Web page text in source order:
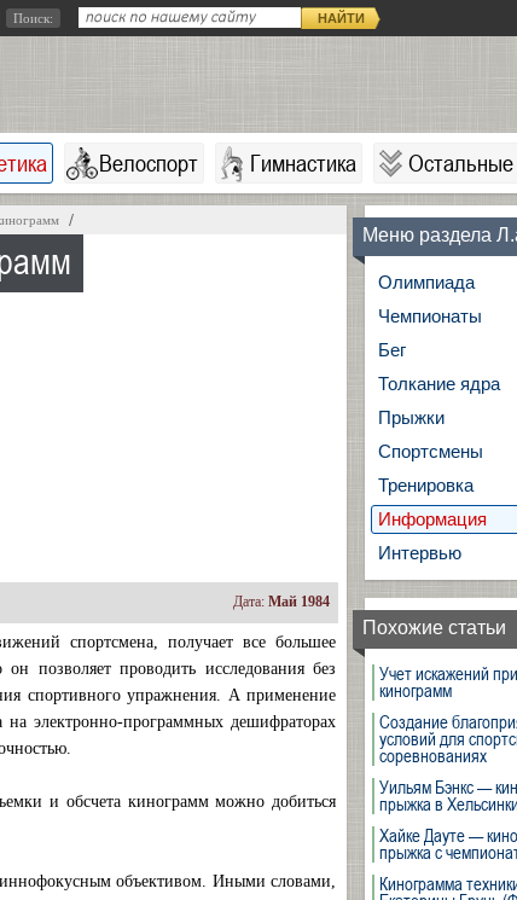
Поиск: НАЙТИ
Велоспорт Гимнастика Остальные
Дата: Май 1984
спортсмена, получает все большее
позволяет проводить исследования без
спортивного упражнения. А применение
на электронно-программных дешифраторах
и обсчета кинограмм можно добиться
объективом. Иными словами,
Меню раздела
Олимпиада
Чемпионаты
Бег
Толкание ядра
Прыжки
Спортсмены
Тренировка
Информация
Интервью
Похожие статьи
Учет искажений
кинограмм
Создание
условий для
соревнованиях
Уильям Бэнкс —
прыжка в Хельсинки
Хайке Дауте —
прыжка с
Кинограмма